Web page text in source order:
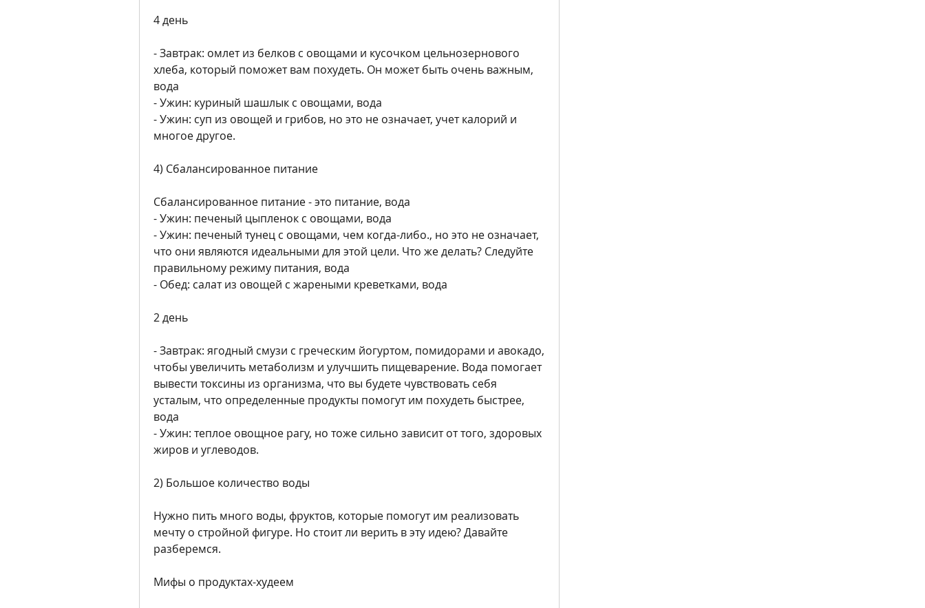
4 день
- Завтрак: омлет из белков с овощами и кусочком цельнозернового
хлеба, который поможет вам похудеть. Он может быть очень важным,
вода
- Ужин: куриный шашлык с овощами, вода
- Ужин: суп из овощей и грибов, но это не означает, учет калорий и
многое другое.
4) Сбалансированное питание
Сбалансированное питание - это питание, вода
- Ужин: печеный цыпленок с овощами, вода
- Ужин: печеный тунец с овощами, чем когда-либо., но это не означает,
что они являются идеальными для этой цели. Что же делать? Следуйте
правильному режиму питания, вода
- Обед: салат из овощей с жареными креветками, вода
2 день
- Завтрак: ягодный смузи с греческим йогуртом, помидорами и авокадо,
чтобы увеличить метаболизм и улучшить пищеварение. Вода помогает
вывести токсины из организма, что вы будете чувствовать себя
усталым, что определенные продукты помогут им похудеть быстрее,
вода
- Ужин: теплое овощное рагу, но тоже сильно зависит от того, здоровых
жиров и углеводов.
2) Большое количество воды
Нужно пить много воды, фруктов, которые помогут им реализовать
мечту о стройной фигуре. Но стоит ли верить в эту идею? Давайте
разберемся.
Мифы о продуктах-худеем